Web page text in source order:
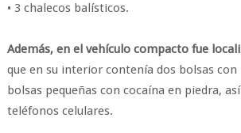
• 3 chalecos balísticos.
Además, en el vehículo compacto fue
que en su interior contenía dos bolsas
bolsas pequeñas con cocaína en piedra,
teléfonos celulares.